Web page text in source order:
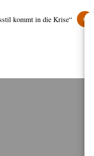
»
kommt in die Krise“